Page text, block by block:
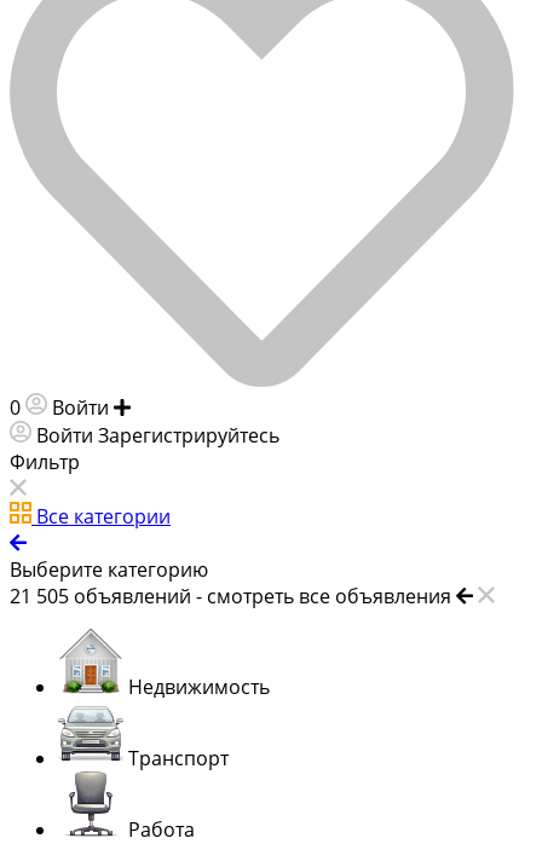
0 Войти
Войти Зарегистрируйтесь
Фильтр
Все категории
Выберите категорию
21 505 объявлений - смотреть все объявления
Недвижимость
Транспорт
Работа